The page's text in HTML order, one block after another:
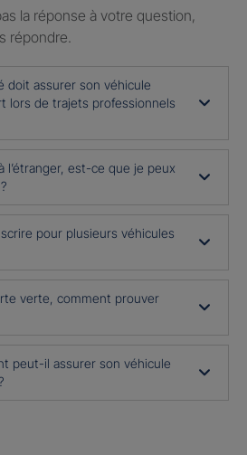
la réponse à votre question,
répondre.
doit assurer son véhicule
lors de trajets professionnels
l’étranger, est-ce que je peux
pour plusieurs véhicules
verte, comment prouver
peut-il assurer son véhicule